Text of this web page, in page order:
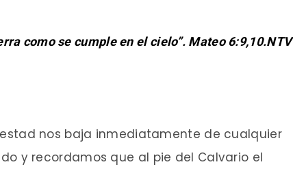
como se cumple en el cielo”. Mateo 6:9,10.NTV
nos baja inmediatamente de cualquier
y recordamos que al pie del Calvario el